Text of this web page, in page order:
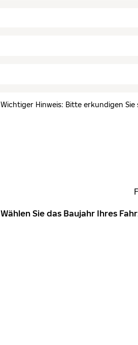
Wichtiger Hinweis: Bitte erkundigen
Wählen Sie das Baujahr Ihres